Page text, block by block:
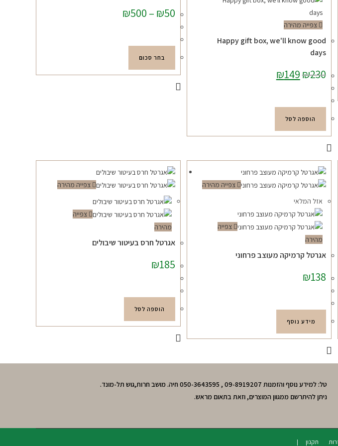
₪50
–
₪500
בחר סכום
יש
בעמוד
המוצר
צפייה מהירה
Happy gift box, we'll know good
days
₪230 המחיר
המקורי₪149 הנוכחי
הוספה לסל
צפייה מהירה
צפייה
מהירה
אגרטל חרס בעיטור שיבולים
₪185
הוספה לסל
צפייה מהירה
אזל המלאי
צפייה
מהירה
אגרטל קרמיקה מעוצב פרחוני
₪138
מידע נוסף
טל: למידע נוסף והזמנות 09-8919207 , 050-3643595 חיה. מושב חרות,גוש תל-מונד.
ניתן להיתרשם ממגוון המוצרים, וזאת בתאום מראש.
תקנון